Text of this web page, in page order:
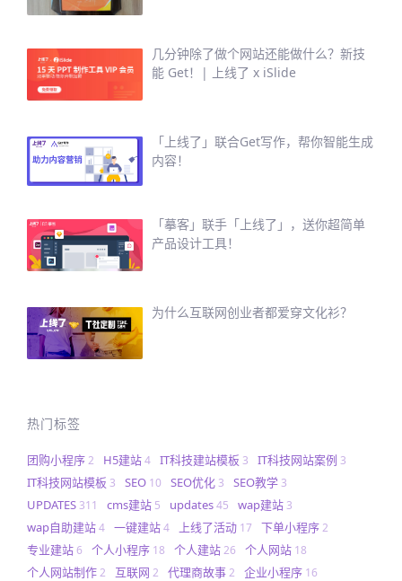
几分钟除了做个网站还能做什么？新技
能 Get！| 上线了 x iSlide
「上线了」联合Get写作，帮你智能生成
内容！
「摹客」联手「上线了」，送你超简单
产品设计工具！
为什么互联网创业者都爱穿文化衫？
热门标签
团购小程序2 H5建站4 IT科技建站模板 3 IT科技网站案例 3
IT科技网站模板 3 SEO 10 SEO优化 3 SEO教学 3
UPDATES 311 cms建站 5 updates45 wap建站 3
wap自助建站4 一键建站4 上线了活动 17 下单小程序2
专业建站6 个人小程序 18 个人建站26 个人网站 18
个人网站制作2 互联网 2 代理商故事2 企业小程序 16